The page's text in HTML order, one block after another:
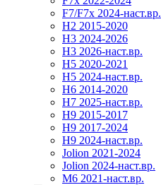
F7/F7x 2024-наст.вр.
H2 2015-2020
H3 2024-2026
H3 2026-наст.вр.
H5 2020-2021
H5 2024-наст.вр.
H6 2014-2020
H7 2025-наст.вр.
H9 2015-2017
H9 2017-2024
H9 2024-наст.вр.
Jolion 2021-2024
Jolion 2024-наст.вр.
М6 2021-наст.вр.